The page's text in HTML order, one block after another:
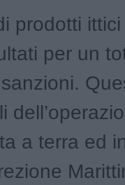
prodotti
per un
a terra ed